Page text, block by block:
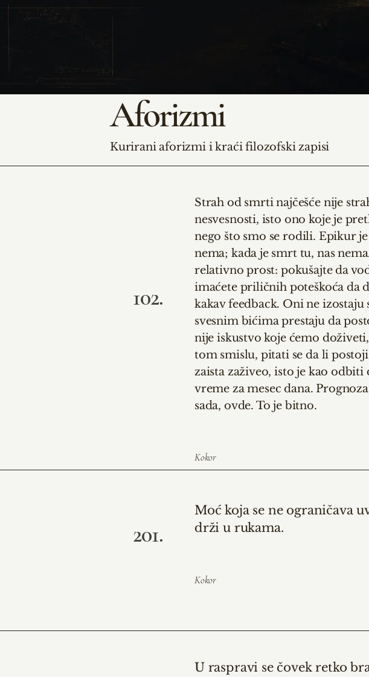
Aforizmi
Kurirani aforizmi i kraći filozofski zapisi
102.
Strah od smrti najčešće nije
nesvesnosti, isto ono koje je
nego što smo se rodili. Epikur
nema; kada je smrt tu, nas
relativno prost: pokušajte da
imaćete priličnih poteškoća da
kakav feedback. Oni ne
svesnim bićima prestaju da
nije iskustvo koje ćemo
tom smislu, pitati se da li
zaista zaživeo, isto je kao
vreme za mesec dana.
sada, ovde. To je bitno.
Kokor
201.
Moć koja se ne ograničava
drži u rukama.
Kokor
U raspravi se čovek retko